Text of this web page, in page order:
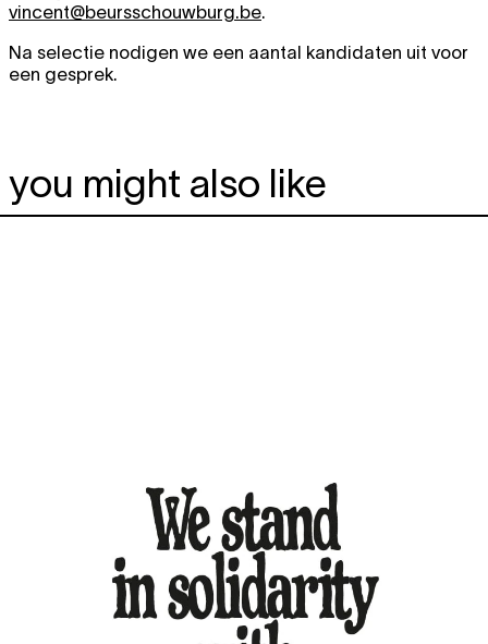
vincent@beursschouwburg.be.
Na selectie nodigen we een aantal kandidaten uit voor
een gesprek.
you might also like